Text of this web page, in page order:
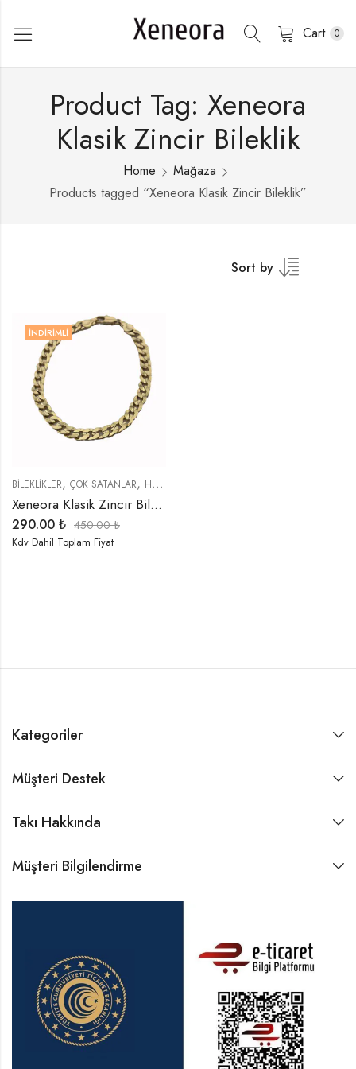
Cart 0
Product Tag: Xeneora
Klasik Zincir Bileklik
Home
Mağaza
Products tagged “Xeneora Klasik Zincir Bileklik”
Sort by
İNDIRIMLI
BİLEKLİKLER, ÇOK SATANLAR, HEDIYELER
Xeneora Klasik Zincir Bileklik
290.00 ₺ 450.00₺
Kdv Dahil Toplam Fiyat
Kategoriler
Müşteri Destek
Takı Hakkında
Müşteri Bilgilendirme